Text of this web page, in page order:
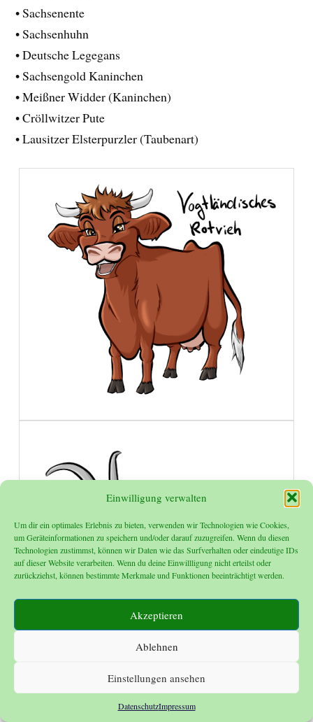
Einwilligung verwalten
Um dir ein optimales Erlebnis zu bieten, verwenden wir Technologien wie Cookies,
um Geräteinformationen zu speichern und/oder darauf zuzugreifen. Wenn du diesen
Technologien zustimmst, können wir Daten wie das Surfverhalten oder eindeutige IDs
auf dieser Website verarbeiten. Wenn du deine Einwillligung nicht erteilst oder
zurückziehst, können bestimmte Merkmale und Funktionen beeinträchtigt werden.
Akzeptieren
Ablehnen
Einstellungen ansehen
DatenschutzImpressum
• Sachsenente
• Sachsenhuhn
• Deutsche Legegans
• Sachsengold Kaninchen
• Meißner Widder (Kaninchen)
• Cröllwitzer Pute
• Lausitzer Elsterpurzler (Taubenart)